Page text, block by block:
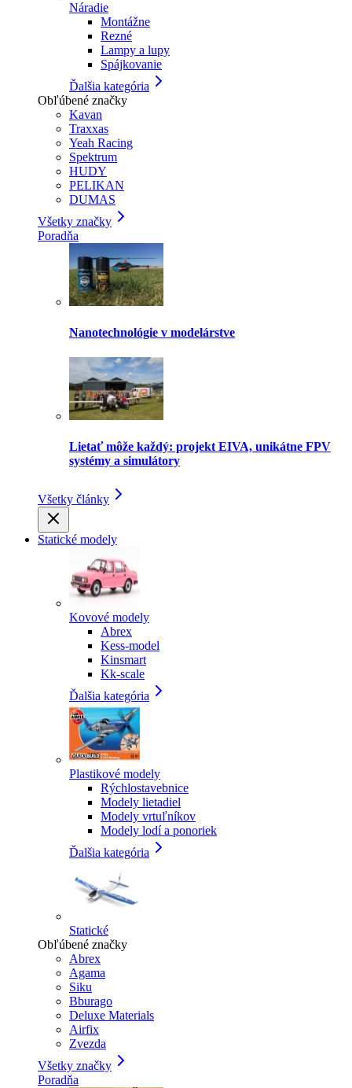
Náradie
Montážne
Rezné
Lampy a lupy
Spájkovanie
Ďalšia kategória
Obľúbené značky
Kavan
Traxxas
Yeah Racing
Spektrum
HUDY
PELIKAN
DUMAS
Všetky značky
Poradňa
Nanotechnológie v modelárstve
Lietať môže každý: projekt EIVA, unikátne FPV
systémy a simulátory
Všetky články
Statické modely
Kovové modely
Abrex
Kess-model
Kinsmart
Kk-scale
Ďalšia kategória
Plastikové modely
Rýchlostavebnice
Modely lietadiel
Modely vrtuľníkov
Modely lodí a ponoriek
Ďalšia kategória
Statické
Obľúbené značky
Abrex
Agama
Siku
Bburago
Deluxe Materials
Airfix
Zvezda
Všetky značky
Poradňa